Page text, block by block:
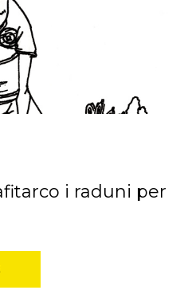
i raduni per